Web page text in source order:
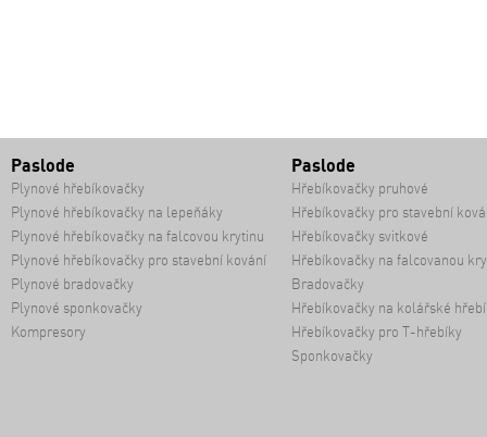
Paslode
Plynové hřebíkovačky
Plynové hřebíkovačky na lepeňáky
Plynové hřebíkovačky na falcovou krytinu
Plynové hřebíkovačky pro stavební kování
Plynové bradovačky
Plynové sponkovačky
Kompresory
Paslode
Hřebíkovačky pruhové
Hřebíkovačky pro stavební
Hřebíkovačky svitkové
Hřebíkovačky na falcovanou
Bradovačky
Hřebíkovačky na kolářské
Hřebíkovačky pro T-hřebíky
Sponkovačky